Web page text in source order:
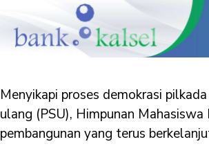
Menyikapi proses demokrasi
ulang (PSU), Himpunan
pembangunan yang terus